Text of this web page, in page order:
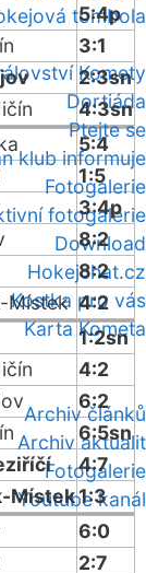
tombola
Komety
Dortiáda
Ptejte se
klub informuje
Fotogalerie
fotogalerie
Download
Hokejchat.cz
Kostka pro vás
Karta Kometa
Archiv článků
Archiv aktualit
Fotogalerie
Youtube kanál
5:4p
3:1
2:3sn
4:3sn
5:4
1:5
3:4p
8:2
8:2
Místek 4:2
1:2sn
4:2
6:2
6:5sn
4:7
Místek1:3
6:0
2:7